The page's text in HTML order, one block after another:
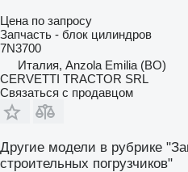
Цена по запросу
Запчасть - блок цилиндров
7N3700
Италия, Anzola Emilia (BO)
CERVETTI TRACTOR SRL
Связаться с продавцом
Другие модели в рубрике
строительных погрузчиков"